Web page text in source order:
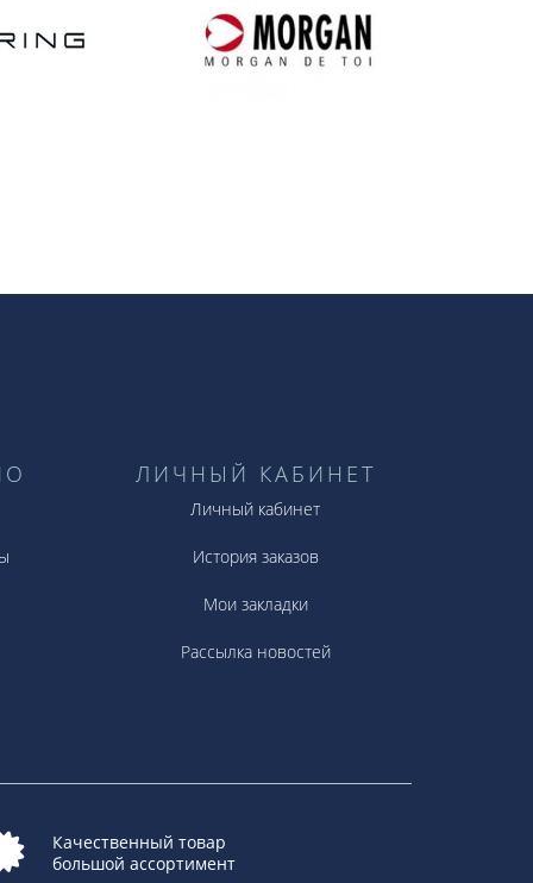
ЛИЧНЫЙ КАБИНЕТ
Личный кабинет
История заказов
Мои закладки
Рассылка новостей
Качественный товар
большой ассортимент